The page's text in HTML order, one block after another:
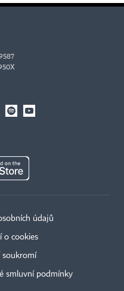
údajů
o cookies
soukromí
smluvní podmínky